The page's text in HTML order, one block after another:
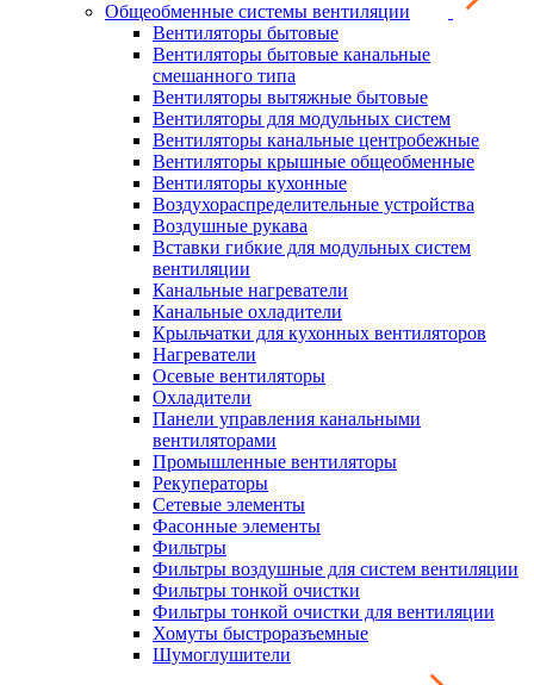
Общеобменные системы вентиляции
Вентиляторы бытовые
Вентиляторы бытовые канальные
смешанного типа
Вентиляторы вытяжные бытовые
Вентиляторы для модульных систем
Вентиляторы канальные центробежные
Вентиляторы крышные общеобменные
Вентиляторы кухонные
Воздухораспределительные устройства
Воздушные рукава
Вставки гибкие для модульных систем
вентиляции
Канальные нагреватели
Канальные охладители
Крыльчатки для кухонных вентиляторов
Нагреватели
Осевые вентиляторы
Охладители
Панели управления канальными
вентиляторами
Промышленные вентиляторы
Рекуператоры
Сетевые элементы
Фасонные элементы
Фильтры
Фильтры воздушные для систем вентиляции
Фильтры тонкой очистки
Фильтры тонкой очистки для вентиляции
Хомуты быстроразъемные
Шумоглушители